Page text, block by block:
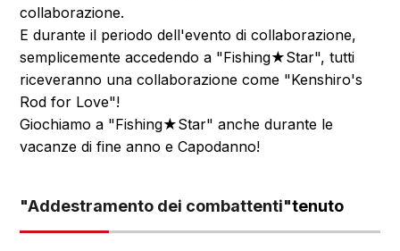
collaborazione.
E durante il periodo dell'evento di collaborazione,
semplicemente accedendo a "Fishing★Star", tutti
riceveranno una collaborazione come "Kenshiro's
Rod for Love"!
Giochiamo a "Fishing★Star" anche durante le
vacanze di fine anno e Capodanno!
"Addestramento dei combattenti"tenuto